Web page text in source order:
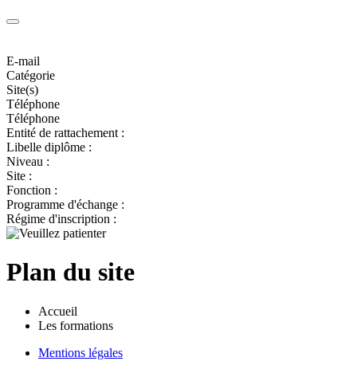
E-mail
Catégorie
Site(s)
Téléphone
Téléphone
Entité de rattachement :
Libelle diplôme :
Niveau :
Site :
Fonction :
Programme d'échange :
Régime d'inscription :
Plan du site
Accueil
Les formations
Mentions légales